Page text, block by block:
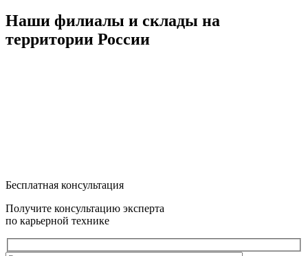
Наши филиалы и склады на
территории России
Бесплатная консультация
Получите консультацию эксперта
по карьерной технике